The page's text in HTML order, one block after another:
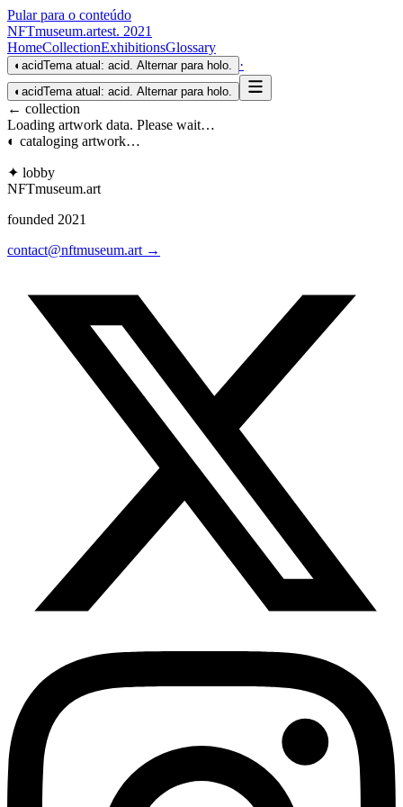
Pular para o conteúdo
NFTmuseum.artest. 2021
HomeCollectionExhibitionsGlossary
◐ acidTema atual: acid. Alternar para holo. ·
◐ acidTema atual: acid. Alternar para holo.
← collection
Loading artwork data. Please wait…
◐ cataloging artwork…
✦ lobby
NFTmuseum.art
founded 2021
contact@nftmuseum.art →